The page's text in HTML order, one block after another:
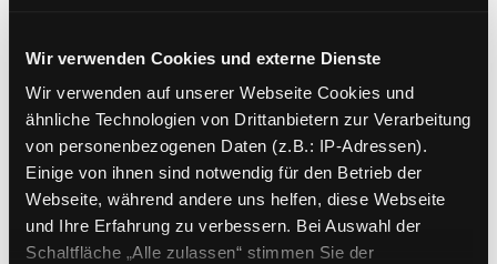
Wir verwenden Cookies und externe Dienste
Wir verwenden auf unserer Webseite Cookies und
ähnliche Technologien von Drittanbietern zur Verarbeitung
von personenbezogenen Daten (z.B.: IP-Adressen).
Einige von ihnen sind notwendig für den Betrieb der
Webseite, während andere uns helfen, diese Webseite
und Ihre Erfahrung zu verbessern. Bei Auswahl der
Schaltfläche „Alle zulassen“ stimmen Sie der
Exemplar-Details von Ein Zug aus Eis und
mit Mano Negra durch Kolumbien
Jahr:2008
Verlag: Hamburg, Edition Nautilus
Exemplar-Details von Unter den Schwingen
Mediengruppe:Sachbuch
Unter den Schwingen des
Condor